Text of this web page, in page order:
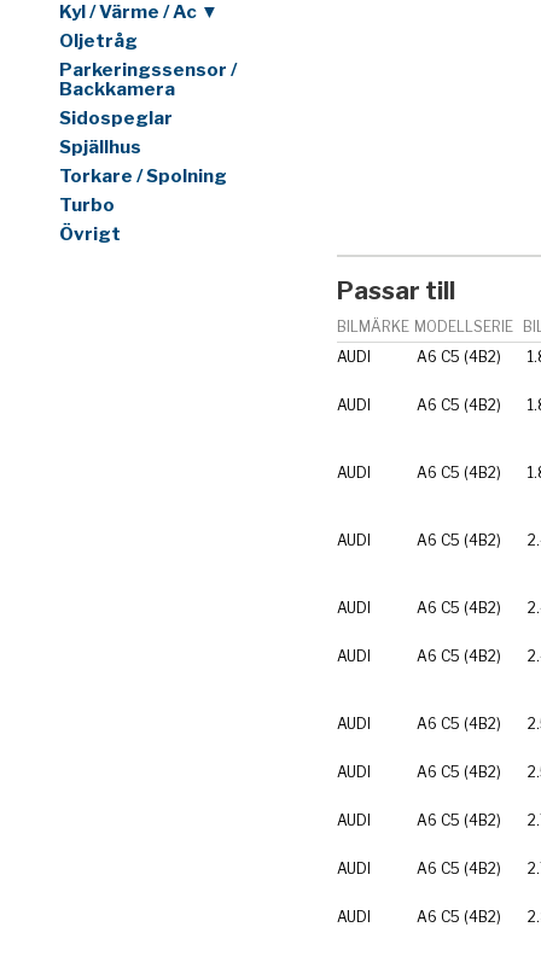
Kyl / Värme / Ac ▼
Oljetråg
Parkeringssensor /
Backkamera
Sidospeglar
Spjällhus
Torkare / Spolning
Turbo
Övrigt
Passar till
BILMÄRKE MODELLSERIE
AUDI
A6 C5 (4B2)
AUDI A6 C5 (4B2)
AUDI A6 C5 (4B2)
AUDI A6 C5 (4B2)
AUDI A6 C5 (4B2)
AUDI A6 C5 (4B2)
AUDI A6 C5 (4B2)
AUDI A6 C5 (4B2)
AUDI A6 C5 (4B2)
AUDI A6 C5 (4B2)
AUDI A6 C5 (4B2)